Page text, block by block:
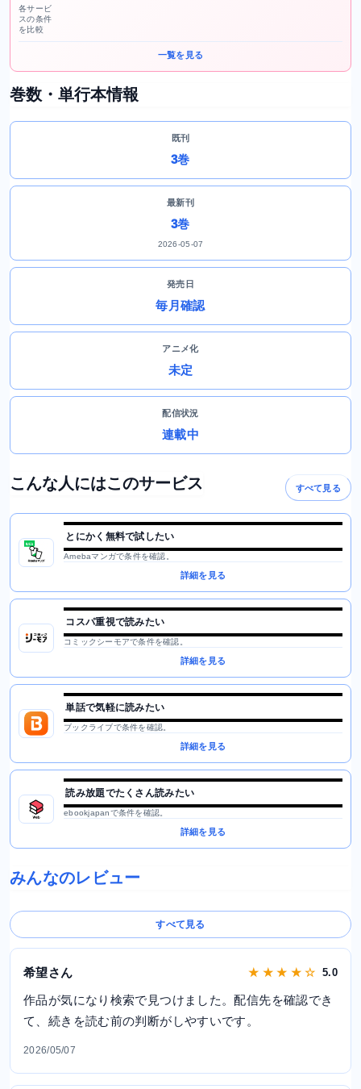
各サービ
スの条件
を比較
一覧を見る
巻数・単行本情報
既刊
3巻
最新刊
3巻
2026-05-07
発売日
毎月確認
アニメ化
未定
配信状況
連載中
こんな人にはこのサービス すべて見る
とにかく無料で試したい
Amebaマンガで条件を確認。
詳細を見る
コスパ重視で読みたい
コミックシーモアで条件を確認。
詳細を見る
単話で気軽に読みたい
ブックライブで条件を確認。
詳細を見る
読み放題でたくさん読みたい
ebookjapanで条件を確認。
詳細を見る
みんなのレビュー
すべて見る
希望さん ★ ★ ★ ★ ☆ 5.0
作品が気になり検索で見つけました。配信先を確認でき
て、続きを読む前の判断がしやすいです。
2026/05/07